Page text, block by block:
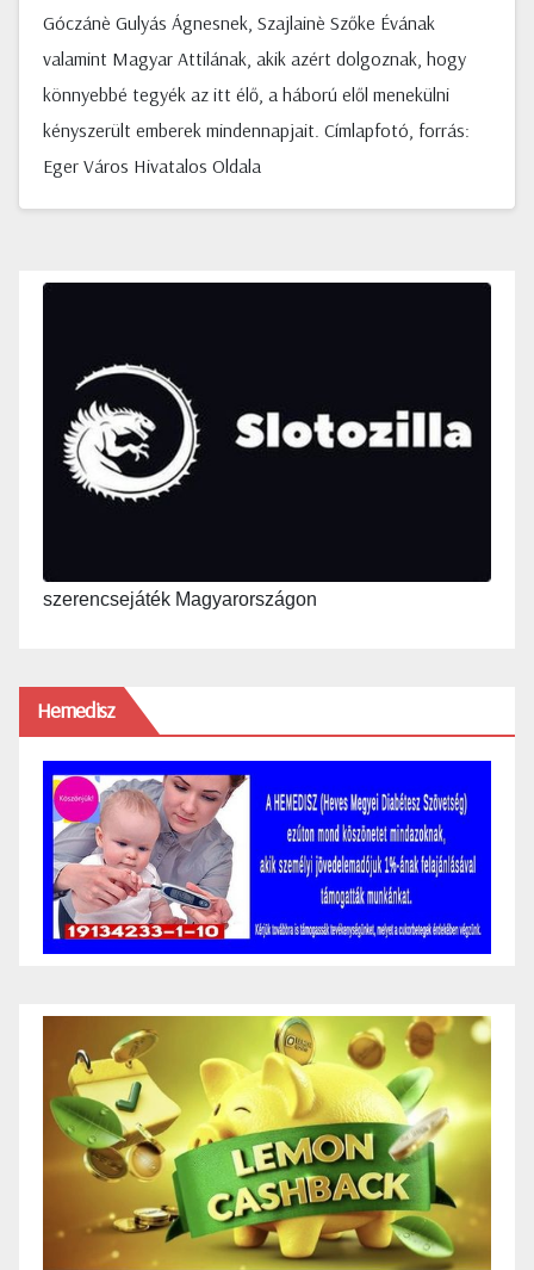
Góczánè Gulyás Ágnesnek, Szajlainè Szőke Évának
valamint Magyar Attilának, akik azért dolgoznak, hogy
könnyebbé tegyék az itt élő, a háború elől menekülni
kényszerült emberek mindennapjait. Címlapfotó, forrás:
Eger Város Hivatalos Oldala
szerencsejáték Magyarországon
Hemedisz